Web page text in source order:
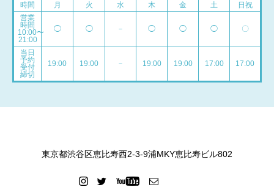
時間 月 火 水 木 金 土
日祝
営業
時間
10:00〜
21:00
◯ ◯ － ◯ ◯ ◯ 〇
当日
予約
受付
締切
19:00 19:00 － 19:00 19:00 17:00 17:00
東京都渋谷区恵比寿西2-3-9浦MKY恵比寿ビル802